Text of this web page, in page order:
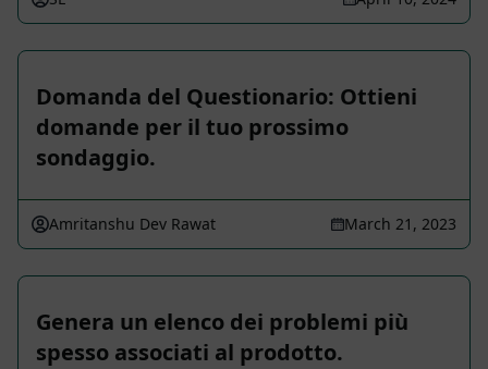
Domanda del Questionario: Ottieni
domande per il tuo prossimo
sondaggio.
Amritanshu Dev Rawat March 21, 2023
Genera un elenco dei problemi più
spesso associati al prodotto.